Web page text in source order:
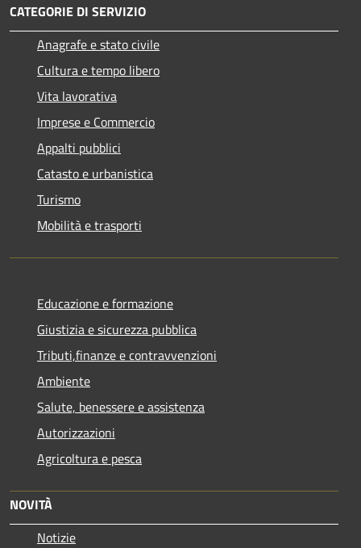
CATEGORIE DI SERVIZIO
Anagrafe e stato civile
Cultura e tempo libero
Vita lavorativa
Imprese e Commercio
Appalti pubblici
Catasto e urbanistica
Turismo
Mobilità e trasporti
Educazione e formazione
Giustizia e sicurezza pubblica
Tributi,finanze e contravvenzioni
Ambiente
Salute, benessere e assistenza
Autorizzazioni
Agricoltura e pesca
NOVITÀ
Notizie